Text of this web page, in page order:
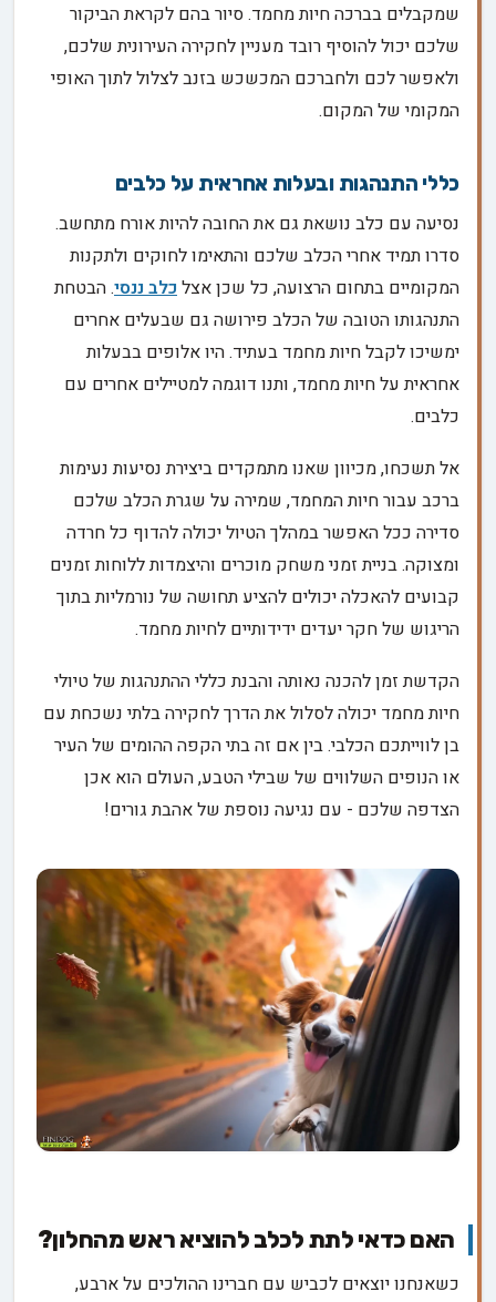
שמקבלים בברכה חיות מחמד. סיור בהם לקראת הביקור
שלכם יכול להוסיף רובד מעניין לחקירה העירונית שלכם,
ולאפשר לכם ולחברכם המכשכש בזנב לצלול לתוך האופי
המקומי של המקום.
כללי התנהגות ובעלות אחראית על כלבים
נסיעה עם כלב נושאת גם את החובה להיות אורח מתחשב.
סדרו תמיד אחרי הכלב שלכם והתאימו לחוקים ולתקנות
המקומיים בתחום הרצועה, כל שכן אצלכלב ננסי. הבטחת
התנהגותו הטובה של הכלב פירושה גם שבעלים אחרים
ימשיכו לקבל חיות מחמד בעתיד. היו אלופים בבעלות
אחראית על חיות מחמד, ותנו דוגמה למטיילים אחרים עם
כלבים.
אל תשכחו, מכיוון שאנו מתמקדים ביצירת נסיעות נעימות
ברכב עבור חיות המחמד, שמירה על שגרת הכלב שלכם
סדירה ככל האפשר במהלך הטיול יכולה להדוף כל חרדה
ומצוקה. בניית זמני משחק מוכרים והיצמדות ללוחות זמנים
קבועים להאכלה יכולים להציע תחושה של נורמליות בתוך
הריגוש של חקר יעדים ידידותיים לחיות מחמד.
הקדשת זמן להכנה נאותה והבנת כללי ההתנהגות של טיולי
חיות מחמד יכולה לסלול את הדרך לחקירה בלתי נשכחת עם
בן לווייתכם הכלבי. בין אם זה בתי הקפה ההומים של העיר
או הנופים השלווים של שבילי הטבע, העולם הוא אכן
הצדפה שלכם - עם נגיעה נוספת של אהבת גורים!
האם כדאי לתת לכלב להוציא ראש מהחלון?
כשאנחנו יוצאים לכביש עם חברינו ההולכים על ארבע,